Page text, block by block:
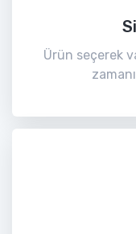
Ürün seçerek